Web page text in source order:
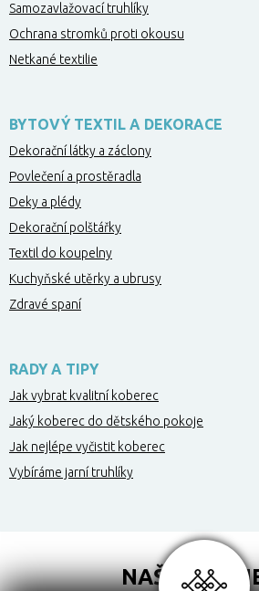
Samozavlažovací truhlíky
Ochrana stromků proti okousu
Netkané textilie
BYTOVÝ TEXTIL A DEKORACE
Dekorační látky a záclony
Povlečení a prostěradla
Deky a plédy
Dekorační polštářky
Textil do koupelny
Kuchyňské utěrky a ubrusy
Zdravé spaní
RADY A TIPY
Jak vybrat kvalitní koberec
Jaký koberec do dětského pokoje
Jak nejlépe vyčistit koberec
Vybíráme jarní truhlíky
NAŠI